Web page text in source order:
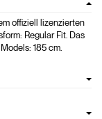
offiziell lizenzierten
Regular Fit. Das
185 cm.